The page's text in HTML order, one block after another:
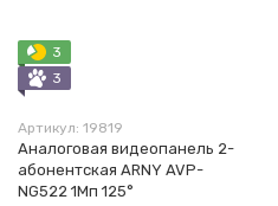
3
3
Артикул: 19819
Аналоговая видеопанель 2-
абонентская ARNY AVP-
NG522 1Мп 125°